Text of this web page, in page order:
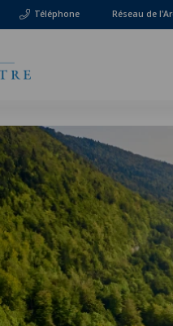
Téléphone Réseau de